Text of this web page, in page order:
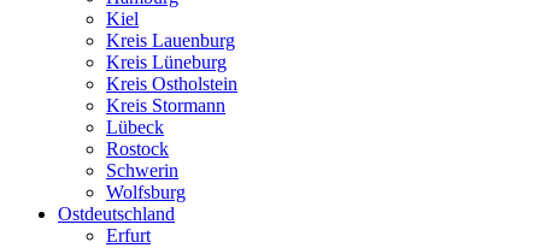
Kiel
Kreis Lauenburg
Kreis Lüneburg
Kreis Ostholstein
Kreis Stormann
Lübeck
Rostock
Schwerin
Wolfsburg
Ostdeutschland
Erfurt